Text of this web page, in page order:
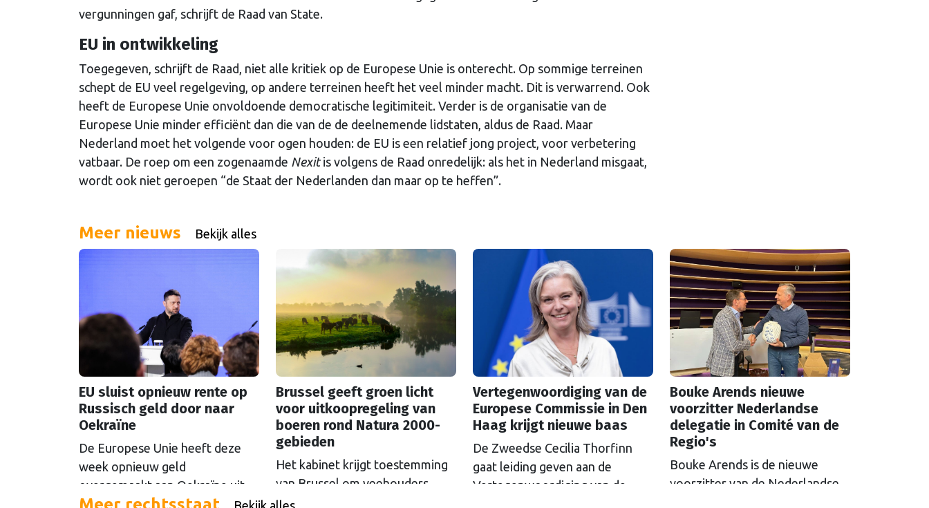
vergunningen gaf, schrijft de Raad van State.
EU in ontwikkeling
Toegegeven, schrijft de Raad, niet alle kritiek op de Europese Unie is onterecht. Op sommige terreinen
schept de EU veel regelgeving, op andere terreinen heeft het veel minder macht. Dit is verwarrend. Ook
heeft de Europese Unie onvoldoende democratische legitimiteit. Verder is de organisatie van de
Europese Unie minder efficiënt dan die van de de deelnemende lidstaten, aldus de Raad. Maar
Nederland moet het volgende voor ogen houden: de EU is een relatief jong project, voor verbetering
vatbaar. De roep om een zogenaamde Nexitis volgens de Raad onredelijk: als het in Nederland misgaat,
wordt ook niet geroepen “de Staat der Nederlanden dan maar op te heffen”.
Meer nieuws Bekijk alles
EU sluist opnieuw rente op
Russisch geld door naar
Oekraïne
De Europese Unie heeft deze
week opnieuw geld
overgemaakt aan Oekraïne uit
de opbrengsten van bevroren
Brussel geeft groen licht
voor uitkoopregeling van
boeren rond Natura 2000-
gebieden
Het kabinet krijgt toestemming
van Brussel om veehouders
rondom Natura 2000-gebieden
Vertegenwoordiging van de
Europese Commissie in Den
Haag krijgt nieuwe baas
De Zweedse Cecilia Thorfinn
gaat leiding geven aan de
Vertegenwoordiging van de
Bouke Arends nieuwe
voorzitter Nederlandse
delegatie in Comité van de
Regio's
Bouke Arends is de nieuwe
voorzitter van de Nederlandse
Meer rechtsstaat Bekijk alles